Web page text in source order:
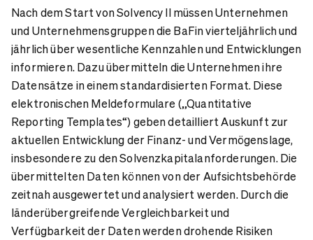
Nach dem Start von Solvency II müssen Unternehmen
und Unternehmensgruppen die BaFin vierteljährlich und
jährlich über wesentliche Kennzahlen und Entwicklungen
informieren. Dazu übermitteln die Unternehmen ihre
Datensätze in einem standardisierten Format. Diese
elektronischen Meldeformulare („Quantitative
Reporting Templates“) geben detailliert Auskunft zur
aktuellen Entwicklung der Finanz- und Vermögenslage,
insbesondere zu den Solvenzkapitalanforderungen. Die
übermittelten Daten können von der Aufsichtsbehörde
zeitnah ausgewertet und analysiert werden. Durch die
länderübergreifende Vergleichbarkeit und
Verfügbarkeit der Daten werden drohende Risiken